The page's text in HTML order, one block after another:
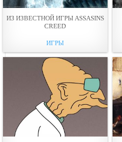
ИЗ ИЗВЕСТНОЙ ИГРЫ ASSASINS
CREED
ИГРЫ